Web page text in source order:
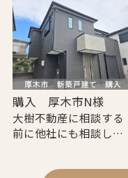
くなってしまい諦めか
けていた時に、ネット
で大樹不動産を知りま
した。
口コミも良く、仲介手
数料無料。
最初は疑いしかなかっ
たです。しかし茨木さ
購入 厚木市N様
大樹不動産に相談する
前に他社にも相談しま